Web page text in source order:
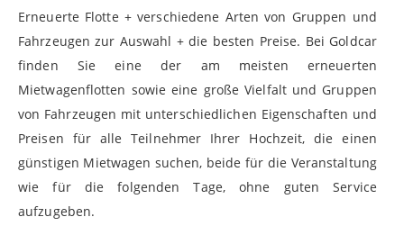
Erneuerte Flotte + verschiedene Arten von Gruppen und
Fahrzeugen zur Auswahl + die besten Preise. Bei Goldcar
finden Sie eine der am meisten erneuerten
Mietwagenflotten sowie eine große Vielfalt und Gruppen
von Fahrzeugen mit unterschiedlichen Eigenschaften und
Preisen für alle Teilnehmer Ihrer Hochzeit, die einen
günstigen Mietwagen suchen, beide für die Veranstaltung
wie für die folgenden Tage, ohne guten Service
aufzugeben.